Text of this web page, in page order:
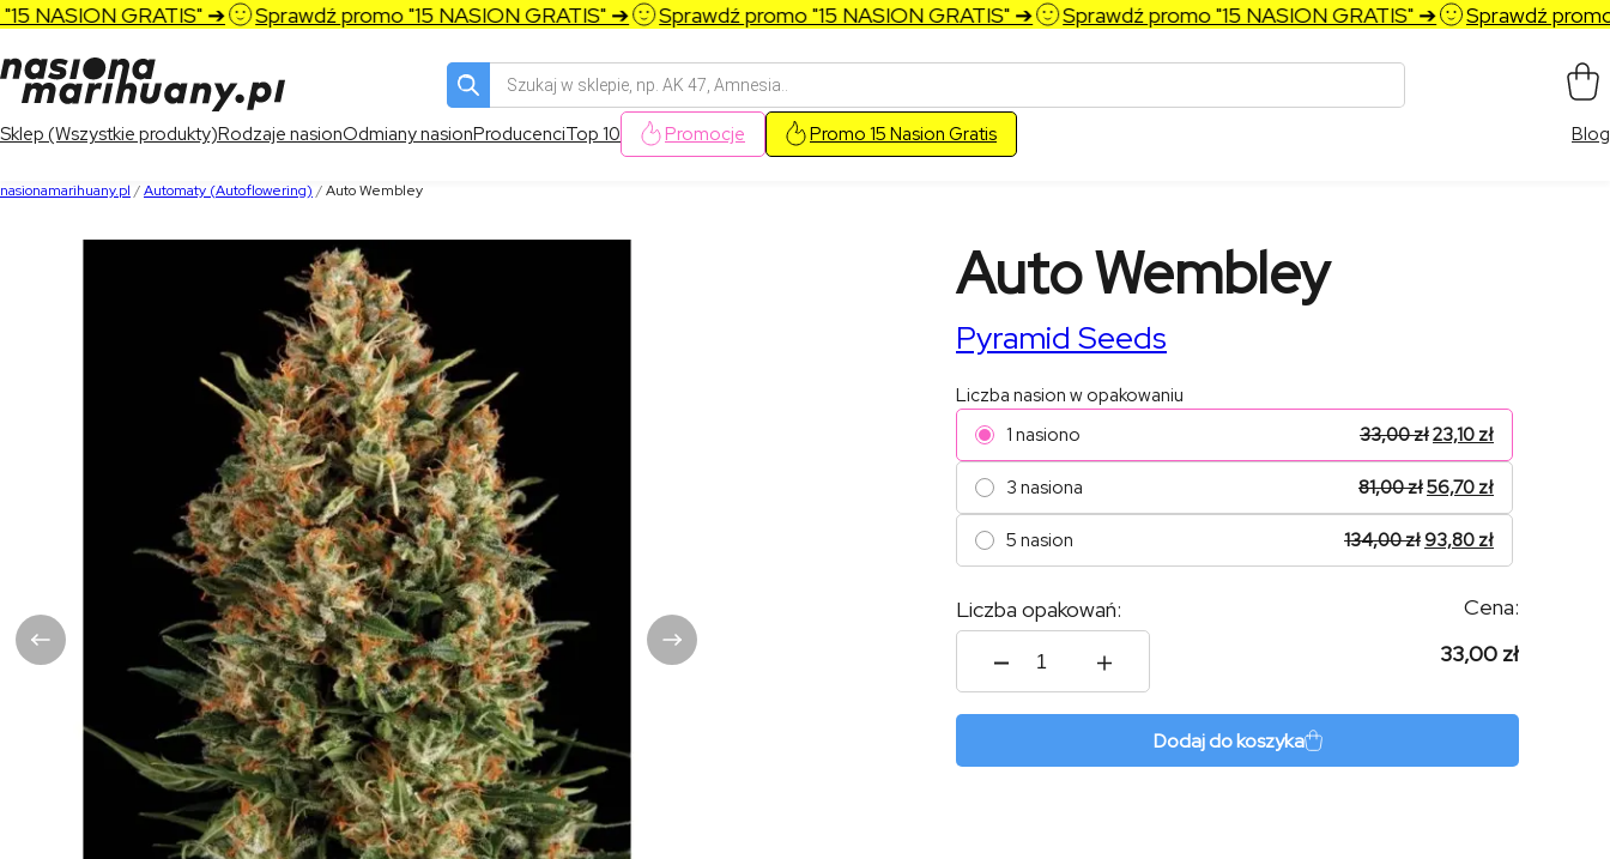
GRATIS" ➔ Sprawdź promo "15 NASION GRATIS" ➔ Sprawdź promo "15 NASION GRATIS" ➔ Sprawdź promo "15 NASION GRATIS" ➔ Sprawdź promo
Wyszukiwarka
produktów
Sklep (Wszystkie produkty)Rodzaje nasionOdmiany nasionProducenciTop 10 Promocje Promo 15 Nasion Gratis Blog
nasionamarihuany.pl /Automaty (Autoflowering) /Auto Wembley
Auto Wembley
Pyramid Seeds
Liczba nasion w opakowaniu
1 nasiono
33,00zł23,10 zł
3 nasiona 81,00zł56,70 zł
5 nasion 134,00zł93,80 zł
Liczba opakowań:
ilość
Auto
Wembley
Cena:
33,00 zł
Dodaj do koszyka